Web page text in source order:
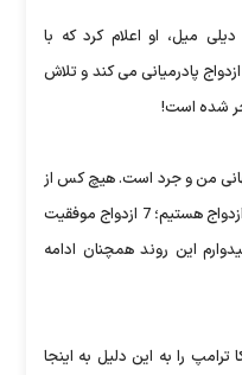
میل، او اعلام کرد که با
پادرمیانی می کند و تلاش
من و جرد است. هیچ کس از
این استعداد ما اطلاعی ندارد. ما دلالان ازدواج هستیم؛ 7 ازدواج موفقیت
این روند همچنان ادامه
را به این دلیل به اینجا